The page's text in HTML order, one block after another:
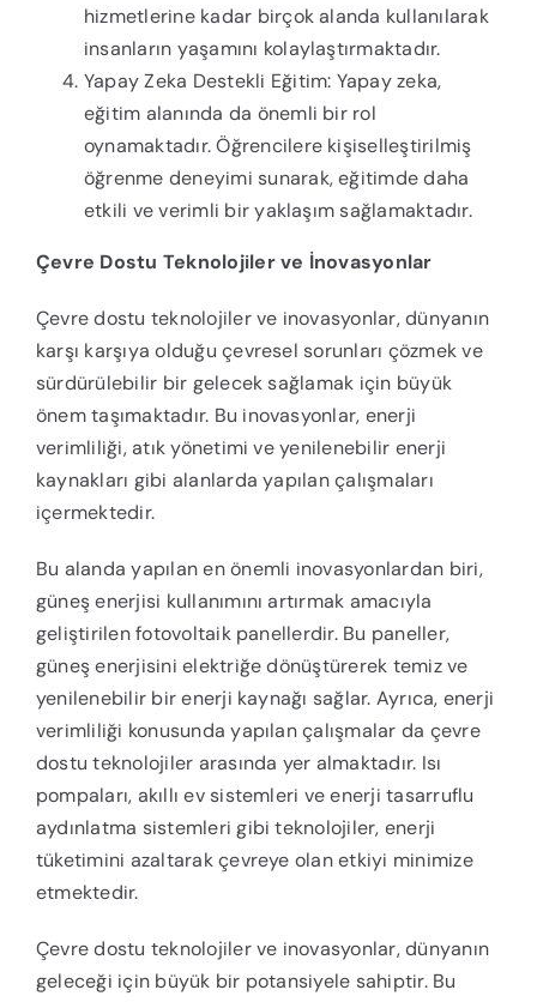
hizmetlerine kadar birçok alanda kullanılarak
insanların yaşamını kolaylaştırmaktadır.
Yapay Zeka Destekli Eğitim: Yapay zeka,
eğitim alanında da önemli bir rol
oynamaktadır. Öğrencilere kişiselleştirilmiş
öğrenme deneyimi sunarak, eğitimde daha
etkili ve verimli bir yaklaşım sağlamaktadır.
Çevre Dostu Teknolojiler ve İnovasyonlar
Çevre dostu teknolojiler ve inovasyonlar, dünyanın
karşı karşıya olduğu çevresel sorunları çözmek ve
sürdürülebilir bir gelecek sağlamak için büyük
önem taşımaktadır. Bu inovasyonlar, enerji
verimliliği, atık yönetimi ve yenilenebilir enerji
kaynakları gibi alanlarda yapılan çalışmaları
içermektedir.
Bu alanda yapılan en önemli inovasyonlardan biri,
güneş enerjisi kullanımını artırmak amacıyla
geliştirilen fotovoltaik panellerdir. Bu paneller,
güneş enerjisini elektriğe dönüştürerek temiz ve
yenilenebilir bir enerji kaynağı sağlar. Ayrıca, enerji
verimliliği konusunda yapılan çalışmalar da çevre
dostu teknolojiler arasında yer almaktadır. Isı
pompaları, akıllı ev sistemleri ve enerji tasarruflu
aydınlatma sistemleri gibi teknolojiler, enerji
tüketimini azaltarak çevreye olan etkiyi minimize
etmektedir.
Çevre dostu teknolojiler ve inovasyonlar, dünyanın
geleceği için büyük bir potansiyele sahiptir. Bu